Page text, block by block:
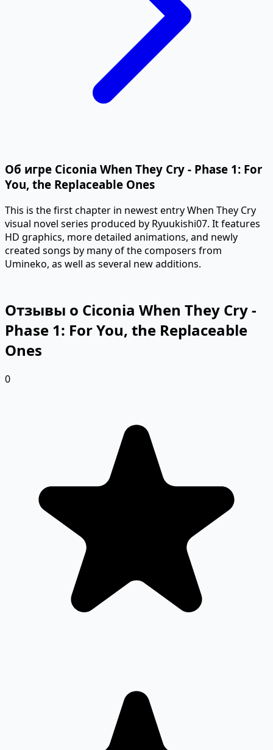
Об игре Ciconia When They Cry - Phase 1: For
You, the Replaceable Ones
This is the first chapter in newest entry When They Cry
visual novel series produced by Ryuukishi07. It features
HD graphics, more detailed animations, and newly
created songs by many of the composers from
Umineko, as well as several new additions.
Отзывы о Ciconia When They Cry -
Phase 1: For You, the Replaceable
Ones
0